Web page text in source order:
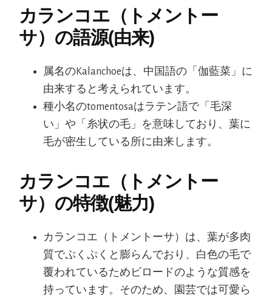
カランコエ（トメントー
サ）の語源(由来)
属名のKalanchoeは、中国語の「伽藍菜」に
由来すると考えられています。
種小名のtomentosaはラテン語で「毛深
い」や「糸状の毛」を意味しており、葉に
毛が密生している所に由来します。
カランコエ（トメントー
サ）の特徴(魅力)
カランコエ（トメントーサ）は、葉が多肉
質でぷくぷくと膨らんでおり、白色の毛で
覆われているためビロードのような質感を
持っています。そのため、園芸では可愛ら